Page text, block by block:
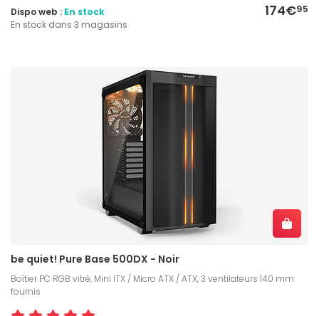
174€95
Dispo web : En stock
En stock dans 3 magasins
be quiet! Pure Base 500DX - Noir
Boîtier PC RGB vitré, Mini ITX / Micro ATX / ATX, 3 ventilateurs 140 mm
fournis